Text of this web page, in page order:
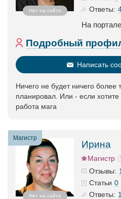
Нет на сайте
Ответы:
На
Подробный
Написать
Ничего не будет ничего более
планировал. Или - если
работа мага
Магистр
Нет на сайте
Ирина
Магистр
Отзывы:
Статьи 0
Ответы: